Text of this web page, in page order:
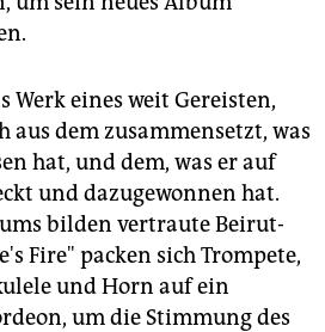
Werk eines weit Gereisten,
aus dem zusammensetzt, was
hat, und dem, was er auf
und dazugewonnen hat.
bilden vertraute Beirut-
Fire" packen sich Trompete,
und Horn auf ein
um die Stimmung des